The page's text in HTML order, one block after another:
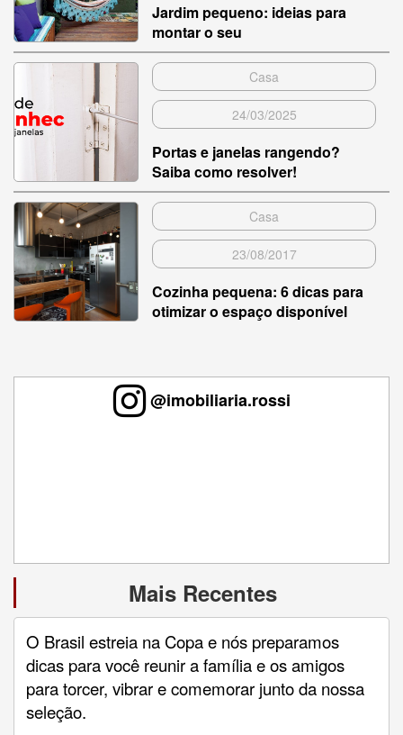
Jardim pequeno: ideias para
montar o seu
Casa
24/03/2025
Portas e janelas rangendo?
Saiba como resolver!
Casa
23/08/2017
Cozinha pequena: 6 dicas para
otimizar o espaço disponível
@imobiliaria.rossi
Mais Recentes
O Brasil estreia na Copa e nós preparamos
dicas para você reunir a família e os amigos
para torcer, vibrar e comemorar junto da nossa
seleção.